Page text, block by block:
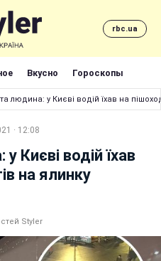
rbc.ua
Вкусно Гороскопы
людина: у Києві водій їхав на
· 12:08
Києві водій їхав
на ялинку
Styler